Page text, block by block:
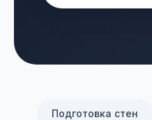
Подготовка стен